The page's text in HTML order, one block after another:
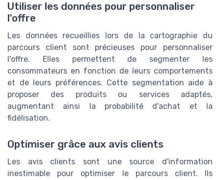
Utiliser les données pour personnaliser
l'offre
Les données recueillies lors de la cartographie du
parcours client sont précieuses pour personnaliser
l'offre. Elles permettent de segmenter les
consommateurs en fonction de leurs comportements
et de leurs préférences. Cette segmentation aide à
proposer des produits ou services adaptés,
augmentant ainsi la probabilité d'achat et la
fidélisation.
Optimiser grâce aux avis clients
Les avis clients sont une source d'information
inestimable pour optimiser le parcours client. Ils